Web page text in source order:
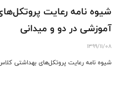
شیوه نامه رعایت
آموزشی در دو و میدانی
1399/11/08
شیوه نامه رعایت پروتکل‌های بهداشتی